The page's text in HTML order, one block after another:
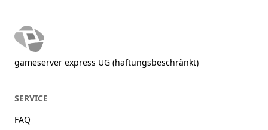
gameserver express UG (haftungsbeschränkt)
SERVICE
FAQ